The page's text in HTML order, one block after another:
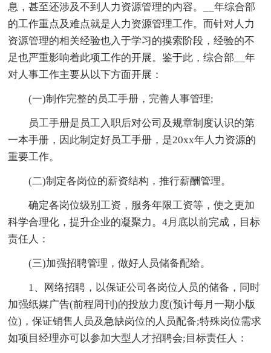
息，甚至还涉及不到人力资源管理的内容。__年综合部
的工作重点及难点就是人力资源管理工作。而针对人力
资源管理的相关经验也入于学习的摸索阶段，经验的不
足也严重影响着此项工作的开展。鉴于此，综合部__年
对人事工作主要从以下方面开展：
(一)制作完整的员工手册，完善人事管理;
员工手册是员工入职后对公司及规章制度认识的第
一本手册，因此制定好员工手册，是20xx年人力资源的
重要工作。
(二)制定各岗位的薪资结构，推行薪酬管理。
确定各岗位级别工资，服务年限工资等，使之更加
科学合理化，提升企业的凝聚力。4月底以前完成，目标
责任人：
(三)加强招聘管理，做好人员储备配给。
1、网络招聘，以保证公司各岗位人员的储备，同时
加强纸媒广告(前程周刊)的投放力度(预计每月一期小版
位)，保证销售人员及急缺岗位的人员配备;特殊岗位需求
如项目经理亦可以参加大型人才招聘会;目标责任人：